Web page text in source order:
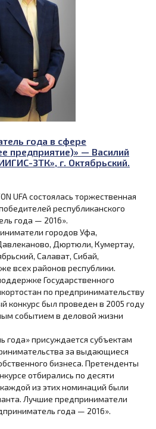
года в сфере
предприятие)» — Василий
ЗТК», г. Октябрьский.
UFA состоялась торжественная
республиканского
года — 2016».
городов Уфа,
Дюртюли, Кумертау,
Салават, Сибай,
всех районов республики.
Государственного
по предпринимательству
конкурс был проведен в 2005 году
событием в деловой жизни
года» присуждается субъектам
за выдающиеся
бизнеса. Претенденты
отбирались по десяти
из этих номинаций были
Лучшие предприниматели
года — 2016».